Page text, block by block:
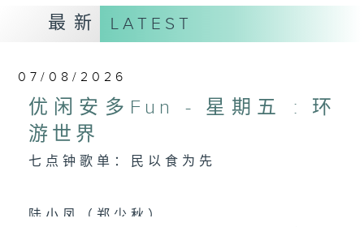
最新 LATEST
07/08/2026
优闲安多Fun - 星期五 : 环
游世界
七点钟歌单：民以食为先
陆小凤（郑少秋）